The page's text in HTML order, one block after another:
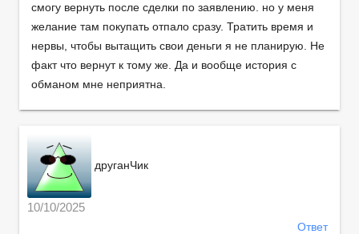
смогу вернуть после сделки по заявлению. но у меня
желание там покупать отпало сразу. Тратить время и
нервы, чтобы вытащить свои деньги я не планирую. Не
факт что вернут к тому же. Да и вообще история с
обманом мне неприятна.
друганЧик
10/10/2025
Ответ